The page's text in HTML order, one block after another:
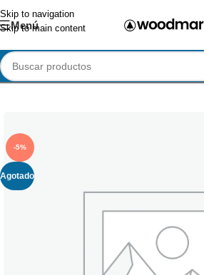
Skip to navigation
Skip to main content
Menú
-5%
Agotado